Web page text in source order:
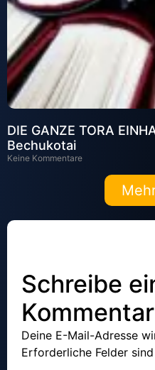
DIE GANZE TORA
Bechukotai
Keine Kommentare
Schreibe
Kommentar
Deine E-Mail-Adresse
Erforderliche Felder